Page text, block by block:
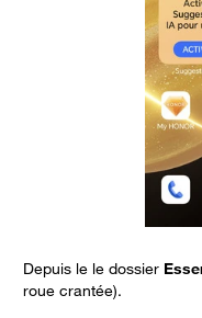
Depuis le le dossier
roue crantée).